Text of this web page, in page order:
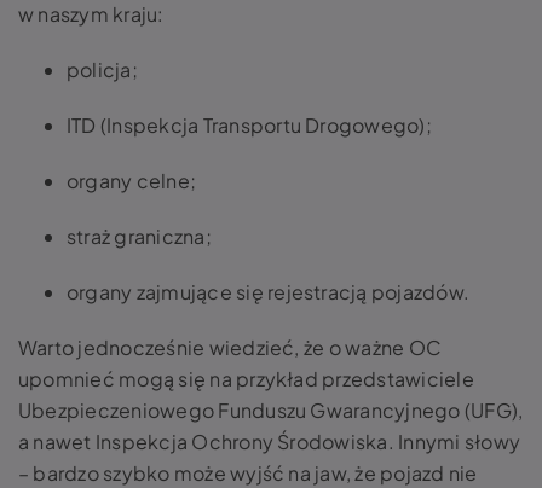
w naszym kraju:
policja;
ITD (Inspekcja Transportu Drogowego);
organy celne;
straż graniczna;
organy zajmujące się rejestracją pojazdów.
Warto jednocześnie wiedzieć, że o ważne OC
upomnieć mogą się na przykład przedstawiciele
Ubezpieczeniowego Funduszu Gwarancyjnego (UFG),
a nawet Inspekcja Ochrony Środowiska. Innymi słowy
– bardzo szybko może wyjść na jaw, że pojazd nie